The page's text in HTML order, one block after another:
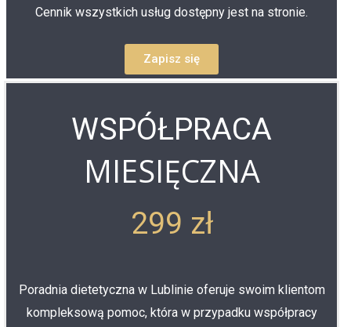
Cennik wszystkich usług dostępny jest na stronie.
Zapisz się
WSPÓŁPRACA
MIESIĘCZNA
299 zł
Poradnia dietetyczna w Lublinie oferuje swoim klientom
kompleksową pomoc, która w przypadku współpracy